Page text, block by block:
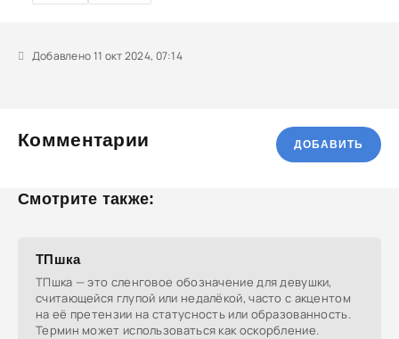
Добавлено 11 окт 2024, 07:14
Комментарии ДОБАВИТЬ
Смотрите также:
ТПшка
ТПшка — это сленговое обозначение для девушки,
считающейся глупой или недалёкой, часто с акцентом
на её претензии на статусность или образованность.
Термин может использоваться как оскорбление.